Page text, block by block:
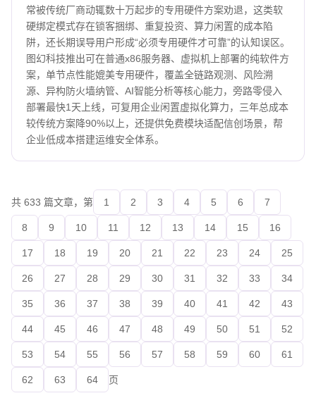
常被传统厂商动辄数十万起步的专用硬件方案劝退，这类软
硬绑定模式存在锁客捆绑、重复投资、算力闲置的成本陷
阱，还长期误导用户形成“必须专用硬件才可靠”的认知误区。
图幻科技推出可在普通x86服务器、虚拟机上部署的纯软件方
案，单节点性能媲美专用硬件，覆盖全链路观测、风险溯
源、异构防火墙纳管、AI智能分析等核心能力，旁路零侵入
部署最快1天上线，可复用企业闲置虚拟化算力，三年总成本
较传统方案降90%以上，还提供免费模块适配信创场景，帮
企业低成本搭建运维安全体系。
共 633 篇文章，第 1 2 3 4 5 6 7
8 9 10 11 12 13 14 15 16
17 18 19 20 21 22 23 24 25
26 27 28 29 30 31 32 33 34
35 36 37 38 39 40 41 42 43
44 45 46 47 48 49 50 51 52
53 54 55 56 57 58 59 60 61
62 63 64 页